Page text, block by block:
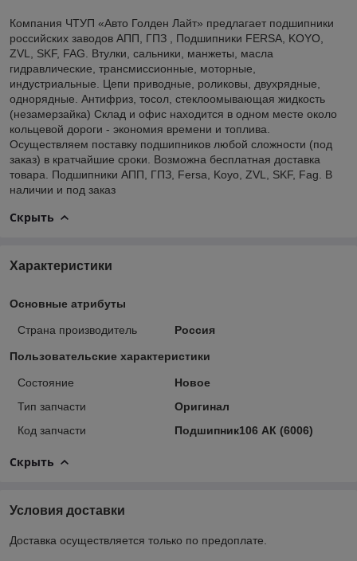
Компания ЧТУП «Авто Голден Лайт» предлагает подшипники
российских заводов АПП, ГПЗ , Подшипники FERSA, KOYO,
ZVL, SKF, FAG. Втулки, сальники, манжеты, масла
гидравлические, трансмиссионные, моторные,
индустриальные. Цепи приводные, роликовы, двухрядные,
однорядные. Антифриз, тосол, стеклоомывающая жидкость
(незамерзайка) Склад и офис находится в одном месте около
кольцевой дороги - экономия времени и топлива.
Осуществляем поставку подшипников любой сложности (под
заказ) в кратчайшие сроки. Возможна бесплатная доставка
товара. Подшипники АПП, ГПЗ, Fersa, Koyo, ZVL, SKF, Fag. В
наличии и под заказ
Скрыть
Характеристики
Основные атрибуты
Страна производитель Россия
Пользовательские характеристики
Состояние
Новое
Тип запчасти
Оригинал
Код запчасти
Подшипник106 АК (6006)
Скрыть
Условия доставки
Доставка осуществляется только по предоплате.